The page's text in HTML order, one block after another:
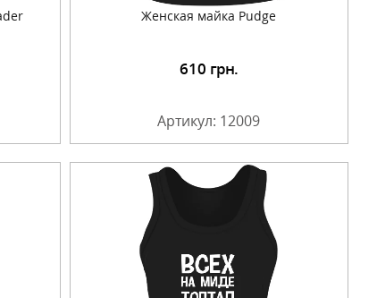
Женская майка Pudge
610 грн.
Артикул: 12009